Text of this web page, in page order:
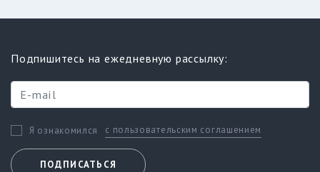
Подпишитесь на ежедневную рассылку:
Я ознакомился с пользовательским соглашением
ПОДПИСАТЬСЯ